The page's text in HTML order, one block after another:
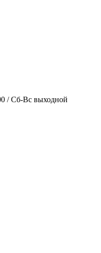
/ Сб-Вс выходной